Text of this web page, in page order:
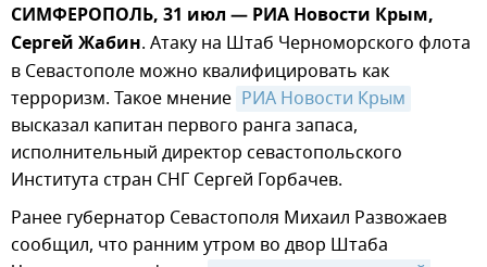
СИМФЕРОПОЛЬ, 31 июл — РИА Новости Крым,
Сергей Жабин. Атаку на Штаб Черноморского флота
в Севастополе можно квалифицировать как
терроризм. Такое мнение РИА Новости Крым
высказал капитан первого ранга запаса,
исполнительный директор севастопольского
Института стран СНГ Сергей Горбачев.
Ранее губернатор Севастополя Михаил Развожаев
сообщил, что ранним утром во двор Штаба